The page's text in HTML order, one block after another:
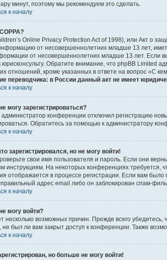
минут, поэтому мы рекомендуем это сделать.
к началу
Online Privacy Protection Act of 1998), или Акт о
от несовершеннолетних младше 13 лет,
от несовершеннолетних младше 13 лет. Если
Обратите внимание, что phpBB Limited
отношений, кроме указанных в ответе на вопрос «С
переводчика: в России данный акт не имеет
к началу
могу зарегистрироваться?
конференции отключил регистрацию
Обратитесь за помощью к администратору
к началу
зарегистрировался, но не могу войти!
свои имя пользователя и пароль. Если они
инструкциям. На некоторых конференциях требуется,
отображается в процессе регистрации. Если вам
адрес email либо он заблокирован спам-
к началу
могу войти?
несколько возможных причин. Прежде всего
не был ли вам закрыт доступ к конференции. Также
к началу
но больше не могу войти!